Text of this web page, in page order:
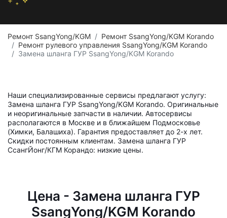
Ремонт SsangYong/KGM
Ремонт SsangYong/KGM Korando
Ремонт рулевого управления SsangYong/KGM Korando
Замена шланга ГУР SsangYong/KGM Korando
Наши специализированные сервисы предлагают услугу:
Замена шланга ГУР SsangYong/KGM Korando. Оригинальные
и неоригинальные запчасти в наличии. Автосервисы
располагаются в Москве и в ближайшем Подмосковье
(Химки, Балашиха). Гарантия предоставляет до 2-х лет.
Скидки постоянным клиентам. Замена шланга ГУР
СсангЙонг/КГМ Корандо: низкие цены.
Цена - Замена шланга ГУР
SsangYong/KGM Korando